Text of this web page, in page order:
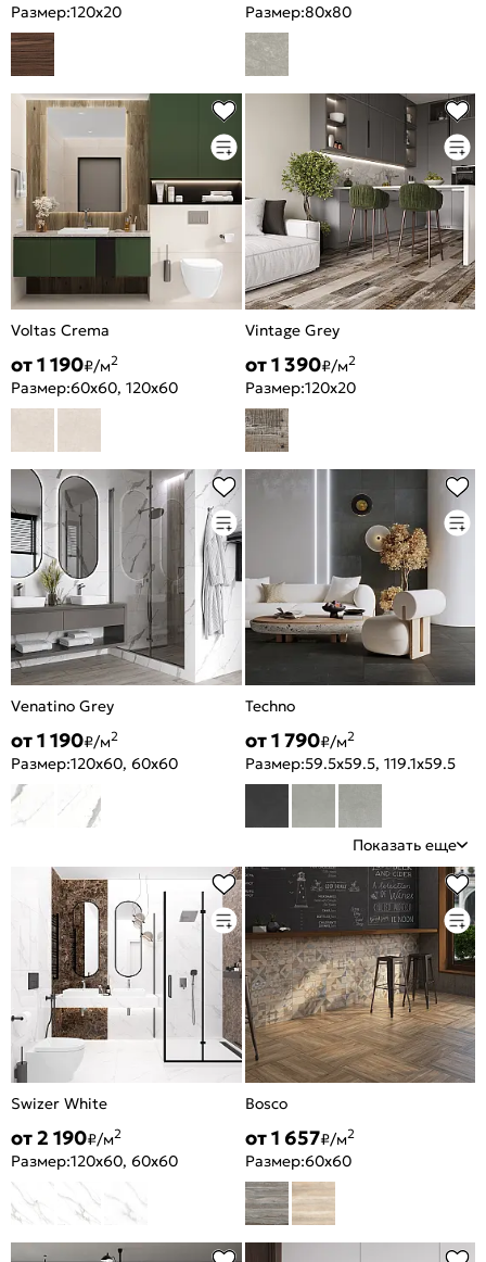
Размер:120x20 Размер:80x80
Voltas Crema
от 1 190₽/м2
Размер:60x60, 120x60
Vintage Grey
от 1 390₽/м2
Размер:120x20
Venatino Grey
от 1 190₽/м2
Размер:120x60, 60x60
Techno
от 1 790₽/м2
Размер:59.5x59.5, 119.1x59.5
Показать еще
Swizer White
от 2 190₽/м2
Размер:120x60, 60x60
Bosco
от 1 657₽/м2
Размер:60x60